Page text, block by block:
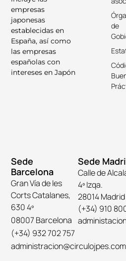
empresas
japonesas
establecidas en
España, así como
las empresas
españolas con
intereses en Japón
de
Sede
Barcelona
Gran Vía de les
Corts Catalanes,
630 4º
08007 Barcelona
(+34) 932 702 757
administracion@circulojpes.com
Sede
Calle de
4º Izqa.
28014 Madrid
(+34) 910